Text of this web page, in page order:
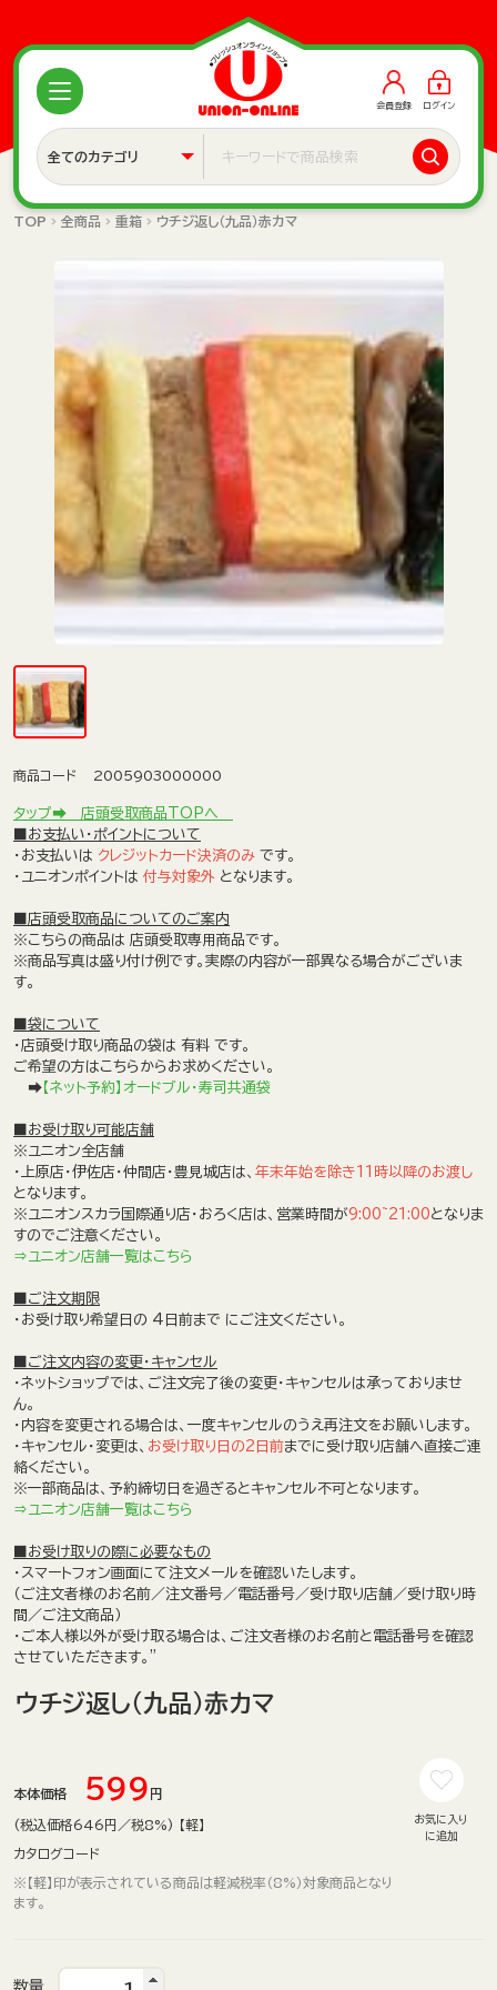
会員登録 ログイン
TOP 全商品 重箱 ウチジ返し（九品）赤カマ
商品コード 2005903000000
タップ➡ 店頭受取商品TOPへ
■お支払い・ポイントについて
・お支払いは クレジットカード決済のみ です。
・ユニオンポイントは 付与対象外 となります。
■店頭受取商品についてのご案内
※こちらの商品は 店頭受取専用商品です。
※商品写真は盛り付け例です。実際の内容が一部異なる場合がございま
す。
■袋について
・店頭受け取り商品の袋は 有料 です。
ご希望の方はこちらからお求めください。
➡ 【ネット予約】オードブル・寿司共通袋
■お受け取り可能店舗
※ユニオン全店舗
・上原店・伊佐店・仲間店・豊見城店は、 年末年始を除き11時以降のお渡し
となります。
※ユニオンスカラ国際通り店・おろく店は、営業時間が9:00~21:00となりま
すのでご注意ください。
⇒ユニオン店舗一覧はこちら
■ご注文期限
・お受け取り希望日の 4日前まで にご注文ください。
■ご注文内容の変更・キャンセル
・ネットショップでは、ご注文完了後の変更・キャンセルは承っておりませ
ん。
・内容を変更される場合は、 一度キャンセルのうえ再注文をお願いします。
・キャンセル・変更は、 お受け取り日の2日前までに受け取り店舗へ直接ご連
絡ください。
※一部商品は、予約締切日を過ぎるとキャンセル不可となります。
⇒ユニオン店舗一覧はこちら
■お受け取りの際に必要なもの
・スマートフォン画面にて注文メールを確認いたします。
（ご注文者様のお名前／注文番号／電話番号／受け取り店舗／受け取り時
間／ご注文商品）
・ご本人様以外が受け取る場合は、 ご注文者様のお名前と電話番号を確認
させていただきます。 "
ウチジ返し（九品）赤カマ
本体価格 599 円
(税込価格646円／税8%) 【軽】
カタログコード
※【軽】印が表示されている商品は軽減税率（8%）対象商品となり
ます。
お気に入り
に追加
数量